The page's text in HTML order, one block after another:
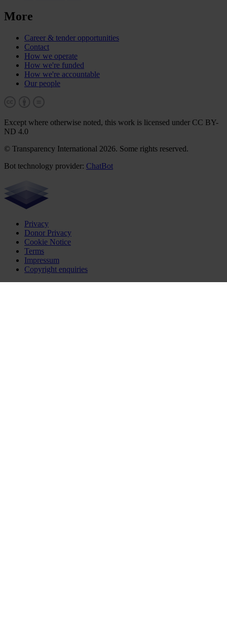
More
Career & tender opportunities
Contact
How we operate
How we're funded
How we're accountable
Our people
Except where otherwise noted, this work is licensed under CC BY-
ND 4.0
© Transparency International 2026. Some rights reserved.
Bot technology provider: ChatBot
Privacy
Donor Privacy
Cookie Notice
Terms
Impressum
Copyright enquiries